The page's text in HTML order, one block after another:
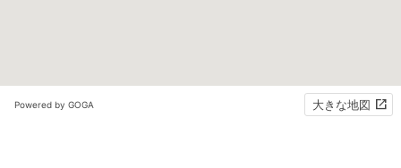
Powered by GOGA 大きな地図